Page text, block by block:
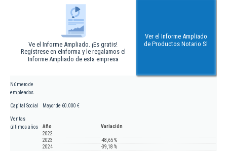
Ve el Informe Ampliado. ¡Es gratis!
Regístrese en eInforma y le regalamos el
Informe Ampliado de esta empresa
Ver el Informe Ampliado
de Productos Notario Sl
Número de
empleados
Capital Social Mayor de 60.000 €
Ventas
últimos años
Año
Variación
2022
2023
-48,65 %
2024
-39,18 %